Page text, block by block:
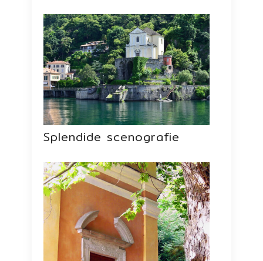
Splendide scenografie